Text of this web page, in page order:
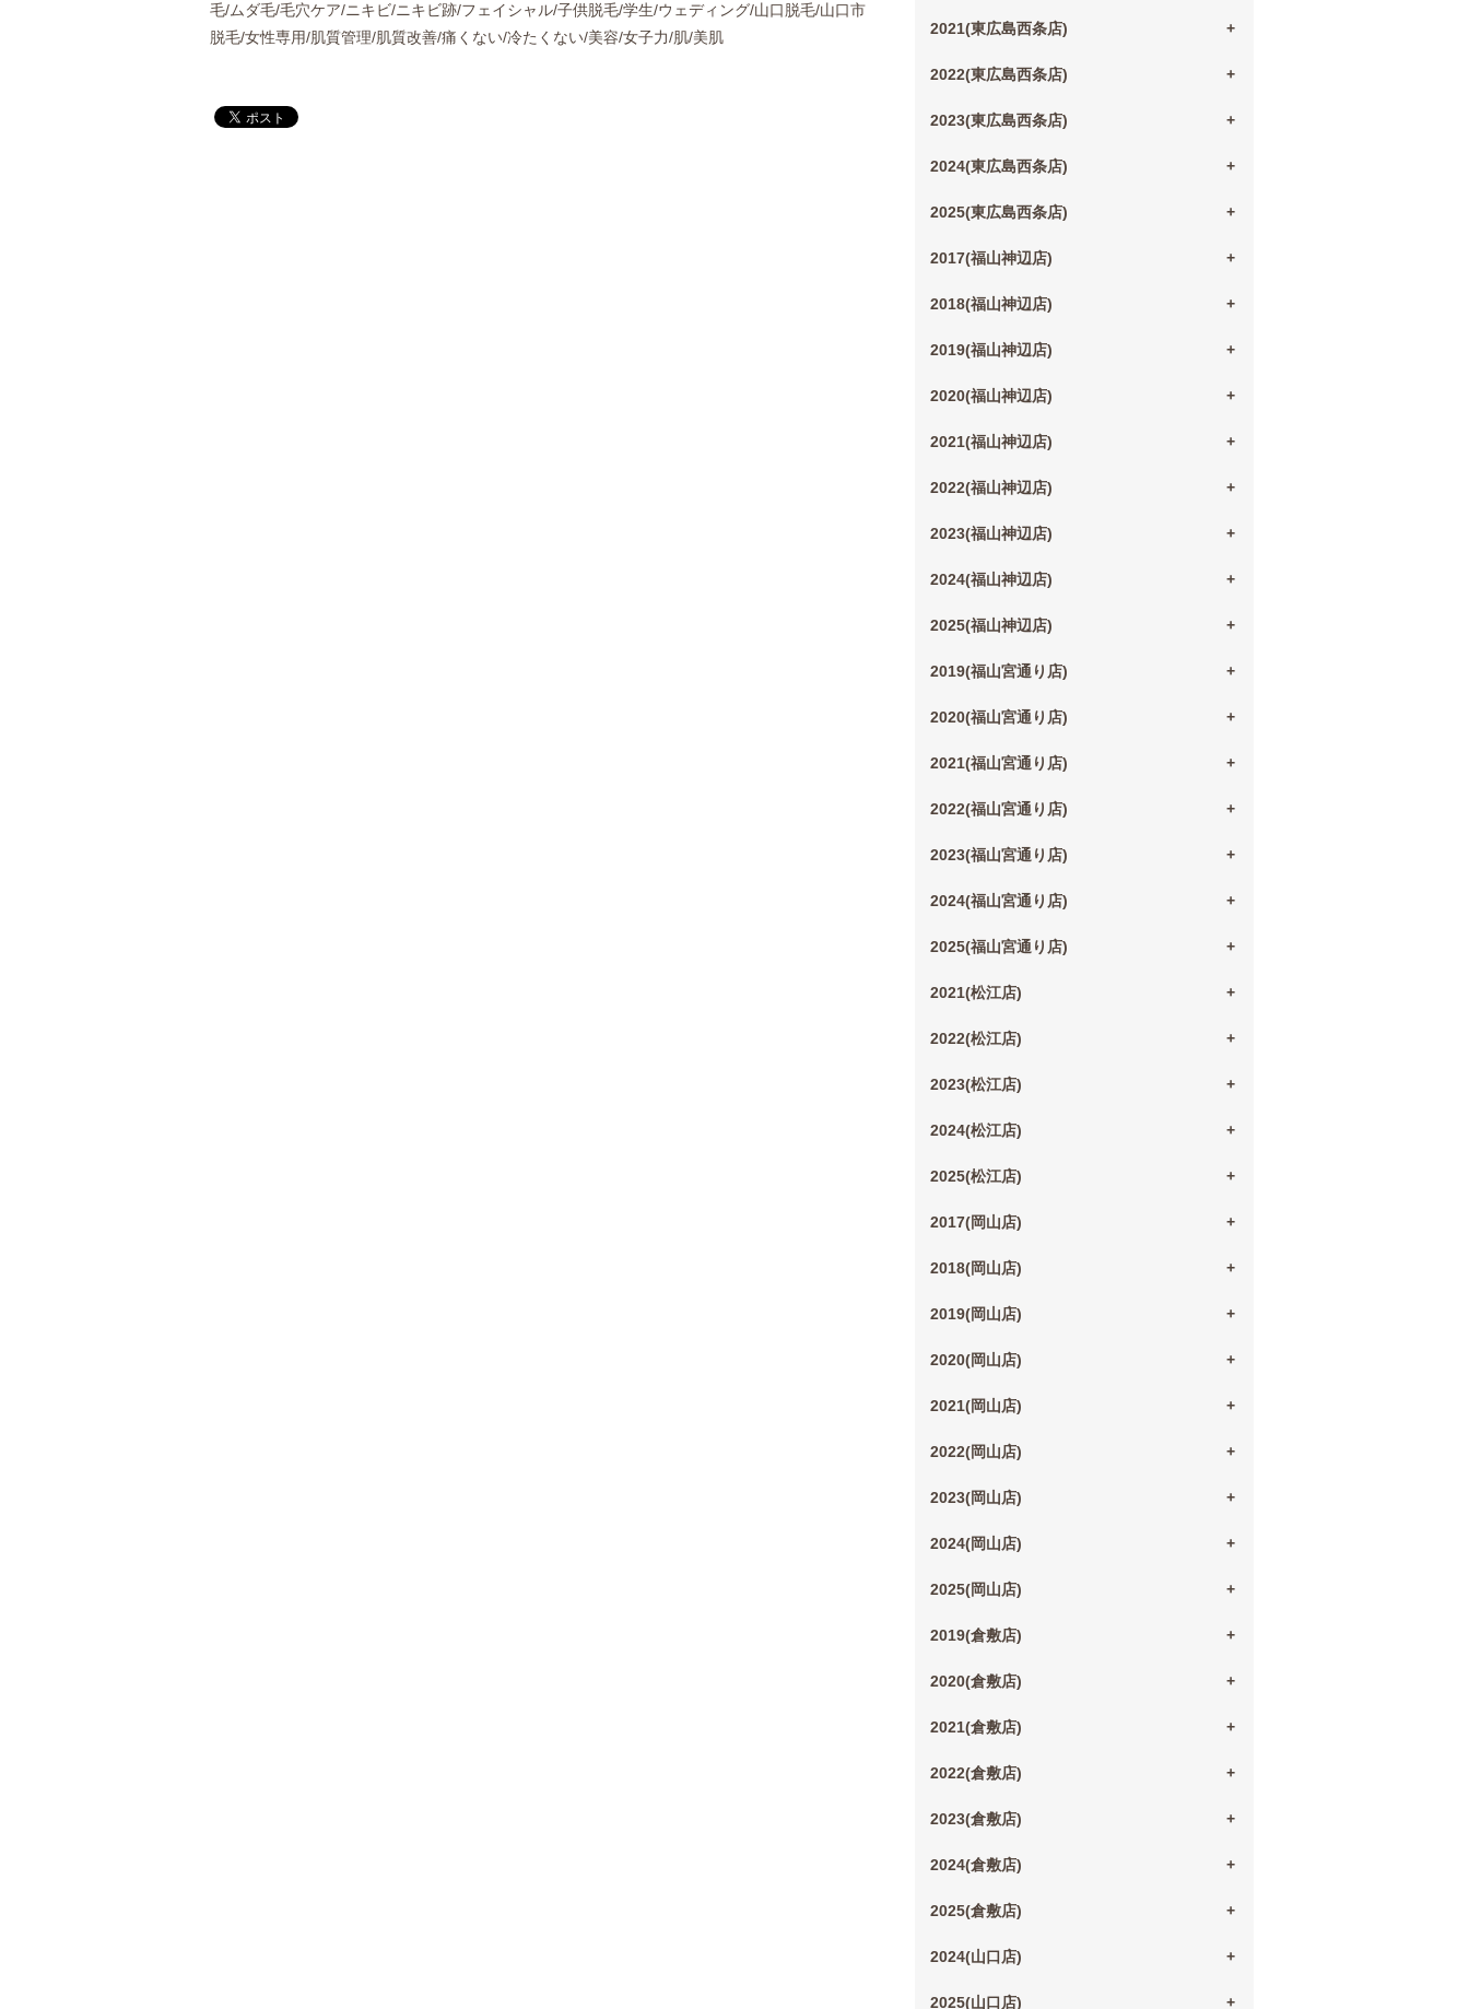
毛/ムダ毛/毛穴ケア/ニキビ/ニキビ跡/フェイシャル/子供脱毛/学生/ウェディング/山口脱毛/山口市
脱毛/女性専用/肌質管理/肌質改善/痛くない/冷たくない/美容/女子力/肌/美肌
2021(東広島西条店)
2022(東広島西条店)
2023(東広島西条店)
2024(東広島西条店)
2025(東広島西条店)
2017(福山神辺店)
2018(福山神辺店)
2019(福山神辺店)
2020(福山神辺店)
2021(福山神辺店)
2022(福山神辺店)
2023(福山神辺店)
2024(福山神辺店)
2025(福山神辺店)
2019(福山宮通り店)
2020(福山宮通り店)
2021(福山宮通り店)
2022(福山宮通り店)
2023(福山宮通り店)
2024(福山宮通り店)
2025(福山宮通り店)
2021(松江店)
2022(松江店)
2023(松江店)
2024(松江店)
2025(松江店)
2017(岡山店)
2018(岡山店)
2019(岡山店)
2020(岡山店)
2021(岡山店)
2022(岡山店)
2023(岡山店)
2024(岡山店)
2025(岡山店)
2019(倉敷店)
2020(倉敷店)
2021(倉敷店)
2022(倉敷店)
2023(倉敷店)
2024(倉敷店)
2025(倉敷店)
2024(山口店)
2025(山口店)